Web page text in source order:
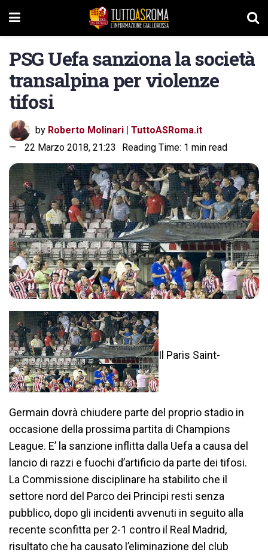
PSG Uefa sanziona la società
transalpina per violenze
tifosi
by Roberto Molinari | TuttoASRoma.it
22 Marzo 2018, 21:23
Reading Time: 1 min read
Il Paris Saint-
Germain dovrà chiudere parte del proprio stadio in
occasione della prossima partita di Champions
League. E’ la sanzione inflitta dalla Uefa a causa del
lancio di razzi e fuochi d’artificio da parte dei tifosi.
La Commissione disciplinare ha stabilito che il
settore nord del Parco dei Principi resti senza
pubblico, dopo gli incidenti avvenuti in seguito alla
recente sconfitta per 2-1 contro il Real Madrid,
risultato che ha causato l’eliminazione del club